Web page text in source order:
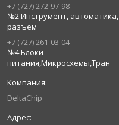
+7 (727) 272-97-98
№2 Инструмент, автоматика,
разъем
+7 (727) 261-03-04
№4 Блоки
питания,Микросхемы,Тран
DeltaChip